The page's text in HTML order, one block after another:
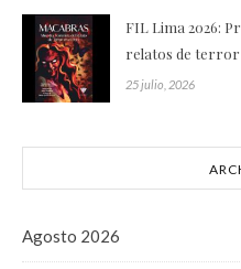
FIL Lima 2026:
relatos de
25 julio, 2026
Agosto 2026